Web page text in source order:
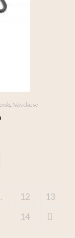
Non classé
12
13
14